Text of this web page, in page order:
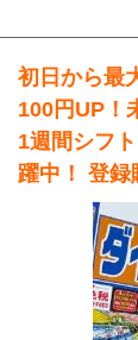
初日から最
100円UP！
1週間シフ
躍中！ 登録